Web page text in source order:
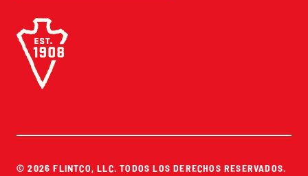
© 2026 FLINTCO, LLC. TODOS LOS DERECHOS RESERVADOS.